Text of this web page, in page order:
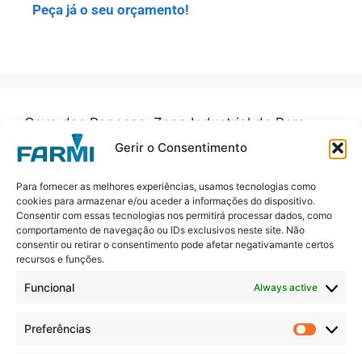
Gerir o Consentimento
Para fornecer as melhores experiências, usamos tecnologias como
cookies para armazenar e/ou aceder a informações do dispositivo.
Consentir com essas tecnologias nos permitirá processar dados, como
comportamento de navegação ou IDs exclusivos neste site. Não
consentir ou retirar o consentimento pode afetar negativamante certos
recursos e funções.
Funcional Always active
Preferências
Peça já o seu orçamento!
Cova das Raposas, Zona Industrial de Pero
Neto, 2430-403 Marinha Grande
+351 244 575 660 (Chamada para rede móvel
nacional)
farmi@farmi.pt